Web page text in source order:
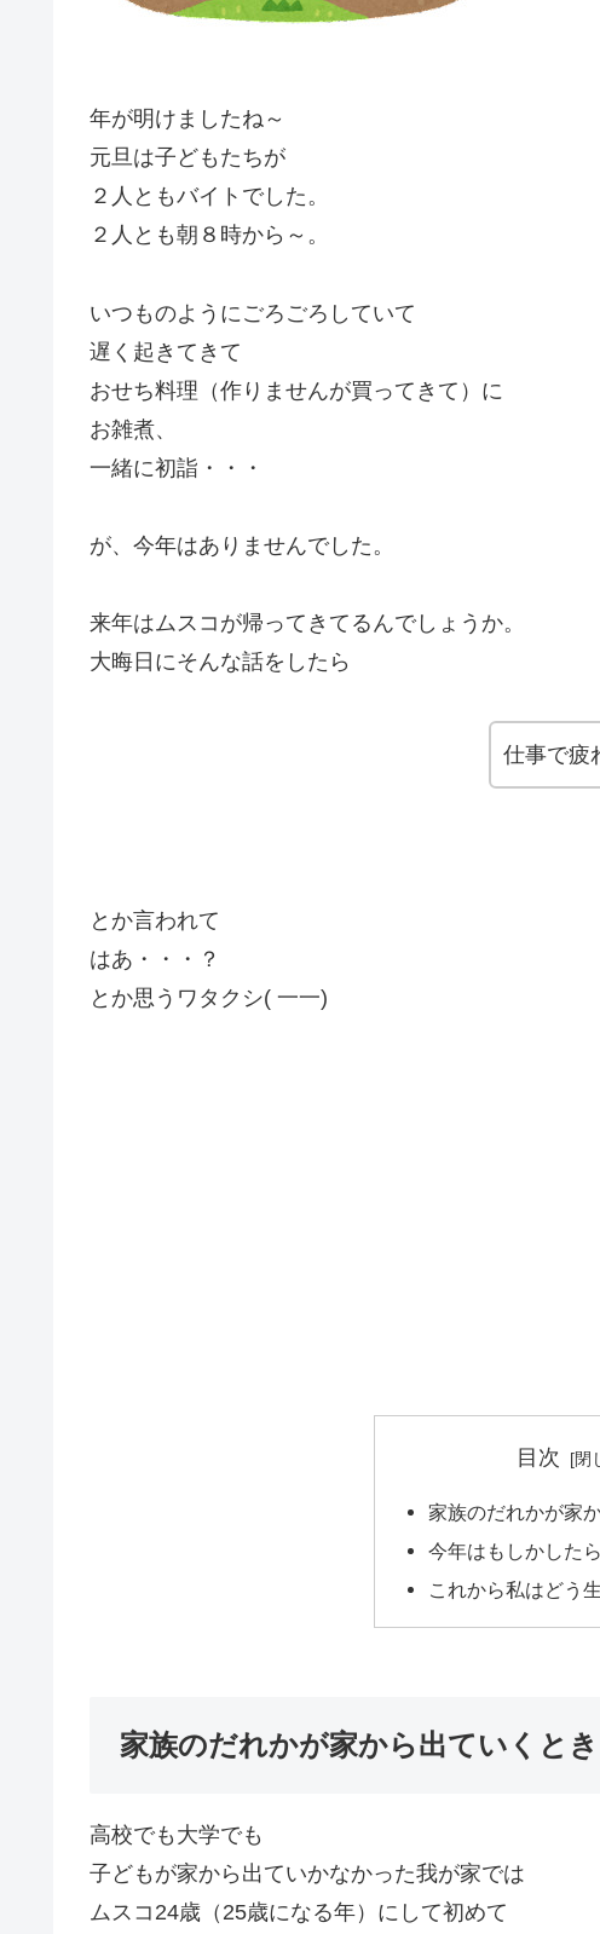
年が明けましたね～
元旦は子どもたちが
２人ともバイトでした。
２人とも朝８時から～。
いつものようにごろごろしていて
遅く起きてきて
おせち料理（作りませんが買ってきて）に
お雑煮、
一緒に初詣・・・
が、今年はありませんでした。
来年はムスコが帰ってきてるんでしょうか。
大晦日にそんな話をしたら
仕事で疲
とか言われて
はあ・・・？
とか思うワタクシ( 一一)
目次
家族のだれかが家
今年はもしかしたら
これから私はどう
家族のだれかが家から出ていくとき
高校でも大学でも
子どもが家から出ていかなかった我が家では
ムスコ24歳（25歳になる年）にして初めて